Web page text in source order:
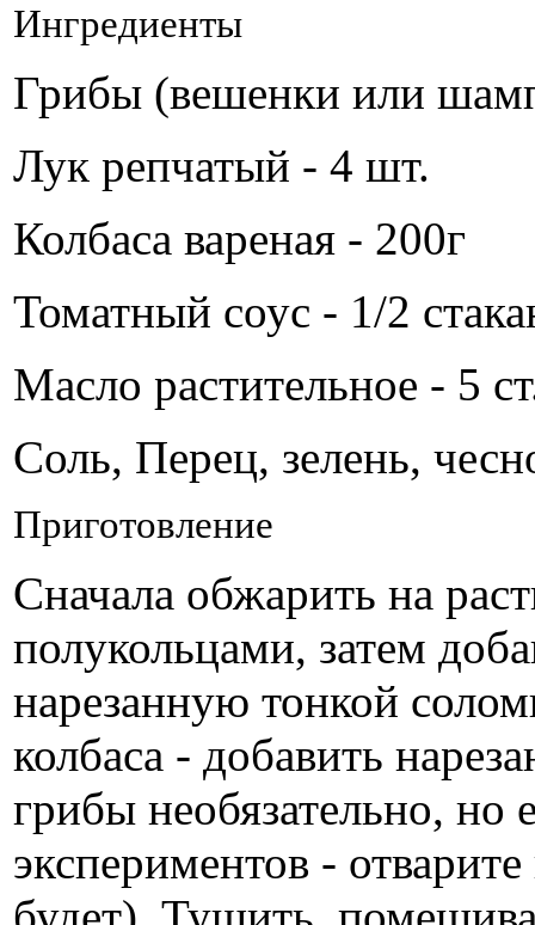
Ингредиенты
Грибы (вешенки или
Лук репчатый - 4 шт.
Колбаса вареная - 200г
Томатный соус - 1/2
Масло растительное - 5
Соль, Перец, зелень,
Приготовление
Сначала обжарить на
полукольцами, затем
нарезанную тонкой
колбаса - добавить
грибы необязательно, но
экспериментов -